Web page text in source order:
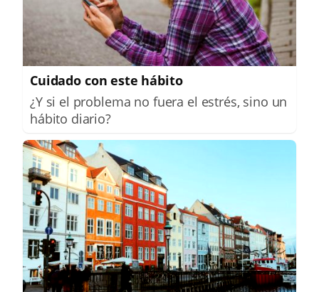
Cuidado con este hábito
¿Y si el problema no fuera el estrés, sino un
hábito diario?